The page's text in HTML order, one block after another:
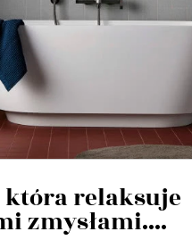
która relaksuje
zmysłami....